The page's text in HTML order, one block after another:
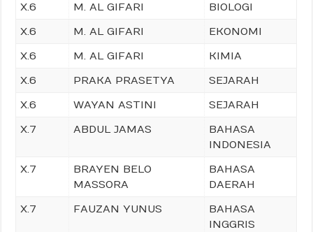
X.6
M. AL GIFARI
BIOLOGI
X.6
M. AL GIFARI
EKONOMI
X.6
M. AL GIFARI
KIMIA
X.6
PRAKA PRASETYA
SEJARAH
X.6
WAYAN ASTINI
SEJARAH
X.7
ABDUL JAMAS
BAHASA
INDONESIA
X.7
BRAYEN BELO
MASSORA
BAHASA
DAERAH
X.7
FAUZAN YUNUS
BAHASA
INGGRIS